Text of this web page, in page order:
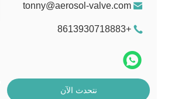
tonny@aerosol-valve.com
+8613930718883
نتحدث الآن